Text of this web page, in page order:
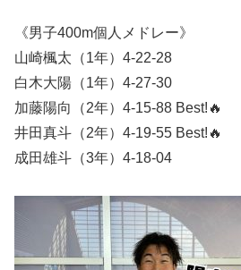
《男子400m個人メドレー》
山崎楓太（1年）4-22-28
白木大陽（1年）4-27-30
加藤陽向（2年）4-15-88 Best!🔥
井田真斗（2年）4-19-55 Best!🔥
成田雄斗（3年）4-18-04